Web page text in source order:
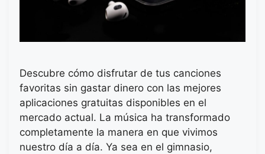
Descubre cómo disfrutar de tus canciones
favoritas sin gastar dinero con las mejores
aplicaciones gratuitas disponibles en el
mercado actual. La música ha transformado
completamente la manera en que vivimos
nuestro día a día. Ya sea en el gimnasio,